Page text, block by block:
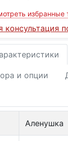
избранные
консультация
и опции
Аленушка